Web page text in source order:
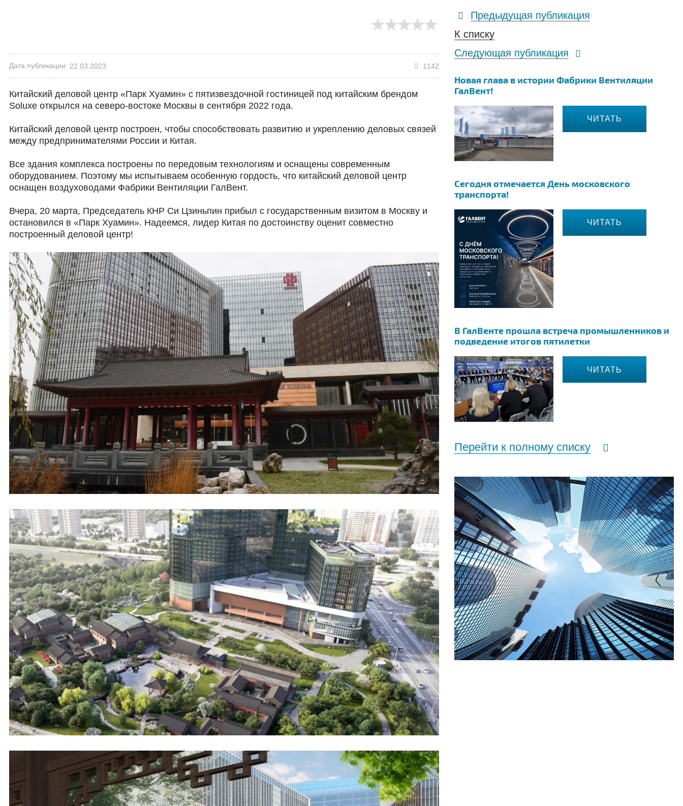
Дата публикации: 22.03.2023 1142
Китайский деловой центр «Парк Хуамин» с пятизвездочной гостиницей под китайским брендом
Soluxe открылся на северо-востоке Москвы в сентября 2022 года.
Китайский деловой центр построен, чтобы способствовать развитию и укреплению деловых связей
между предпринимателями России и Китая.
Все здания комплекса построены по передовым технологиям и оснащены современным
оборудованием. Поэтому мы испытываем особенную гордость, что китайский деловой центр
оснащен воздуховодами Фабрики Вентиляции ГалВент.
Вчера, 20 марта, Председатель КНР Си Цзиньпин прибыл с государственным визитом в Москву и
остановился в «Парк Хуамин». Надеемся, лидер Китая по достоинству оценит совместно
построенный деловой центр!
Предыдущая публикация
К списку
Следующая публикация
Новая глава в истории Фабрики Вентиляции
ГалВент!
ЧИТАТЬ
Сегодня отмечается День московского
транспорта!
ЧИТАТЬ
В ГалВенте прошла встреча промышленников и
подведение итогов пятилетки
ЧИТАТЬ
Перейти к полному списку